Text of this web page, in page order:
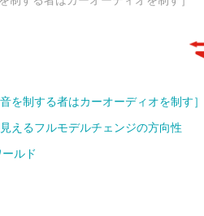
を制する者はカーオーディオを制す］
えるフルモデルチェンジの方向性
ルド